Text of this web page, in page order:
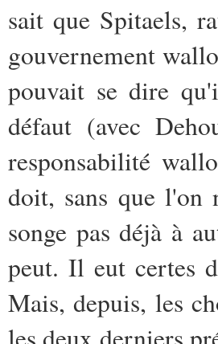
sait que Spitaels,
gouvernement
pouvait se dire
défaut (avec
responsabilité
doit, sans que l'on
songe pas déjà à
peut. Il eut certes
Mais, depuis, les